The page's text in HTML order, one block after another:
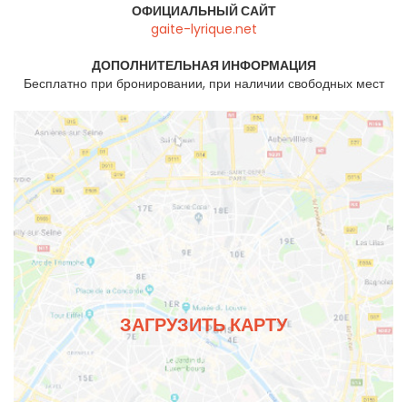
ОФИЦИАЛЬНЫЙ САЙТ
gaite-lyrique.net
ДОПОЛНИТЕЛЬНАЯ ИНФОРМАЦИЯ
Бесплатно при бронировании, при наличии свободных мест
ЗАГРУЗИТЬ КАРТУ